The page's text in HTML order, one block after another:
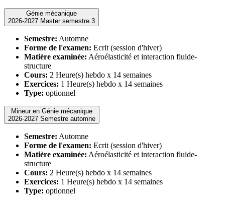
Génie mécanique
2026-2027 Master semestre 3
Semestre: Automne
Forme de l'examen: Ecrit (session d'hiver)
Matière examinée: Aéroélasticité et interaction fluide-
structure
Cours: 2 Heure(s) hebdo x 14 semaines
Exercices: 1 Heure(s) hebdo x 14 semaines
Type: optionnel
Mineur en Génie mécanique
2026-2027 Semestre automne
Semestre: Automne
Forme de l'examen: Ecrit (session d'hiver)
Matière examinée: Aéroélasticité et interaction fluide-
structure
Cours: 2 Heure(s) hebdo x 14 semaines
Exercices: 1 Heure(s) hebdo x 14 semaines
Type: optionnel